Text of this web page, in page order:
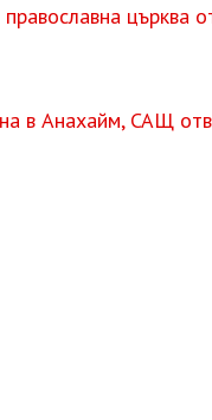
църква
в Анахайм, САЩ